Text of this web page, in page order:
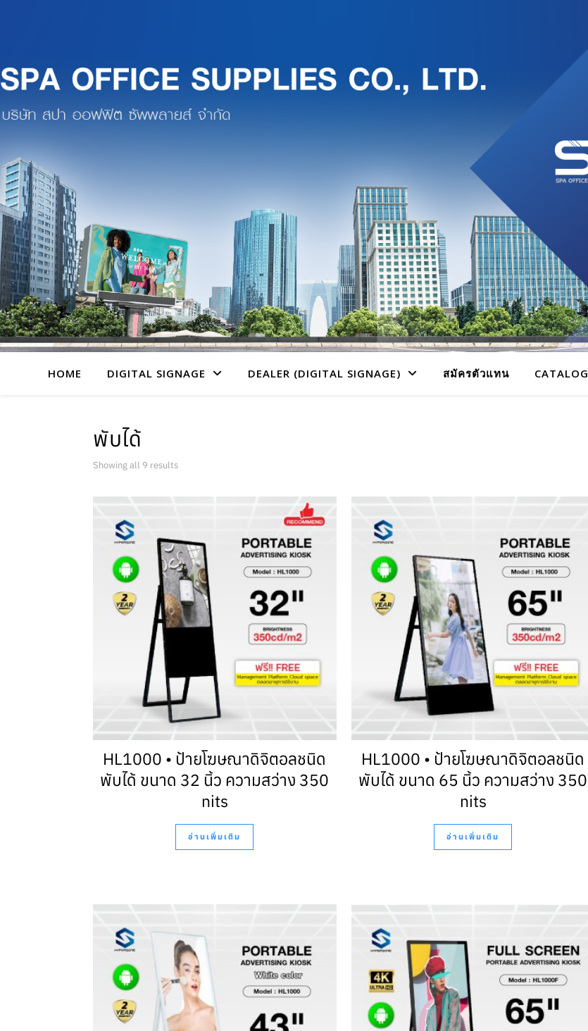
HOME DIGITAL SIGNAGE DEALER (DIGITAL SIGNAGE) สมัครตัวแทน CATALOG
พับได้
Showing all 9 results
HL1000 • ป้ายโฆษณาดิจิตอลชนิด
พับได้ ขนาด 32 นิ้ว ความสว่าง 350
nits
อ่านเพิ่มเติม
HL1000 • ป้ายโฆษณาดิจิตอลชนิด
พับได้ ขนาด 65 นิ้ว ความสว่าง 350
nits
อ่านเพิ่มเติม